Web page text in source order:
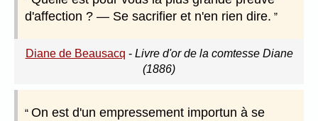
d'affection ? — Se sacrifier et n'en rien dire.
Diane de Beausacq - Livre d'or de la comtesse Diane
(1886)
On est d'un empressement importun à se